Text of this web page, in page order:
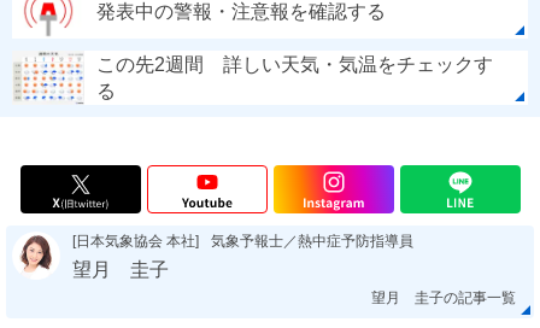
発表中の警報・注意報を確認する
この先2週間 詳しい天気・気温をチェックす
る
[日本気象協会 本社] 気象予報士／熱中症予防指導員
望月 圭子
望月 圭子の記事一覧